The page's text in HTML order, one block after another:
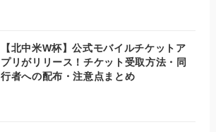
【北中米W杯】公式モバイルチケットア
プリがリリース！チケット受取方法・同
行者への配布・注意点まとめ